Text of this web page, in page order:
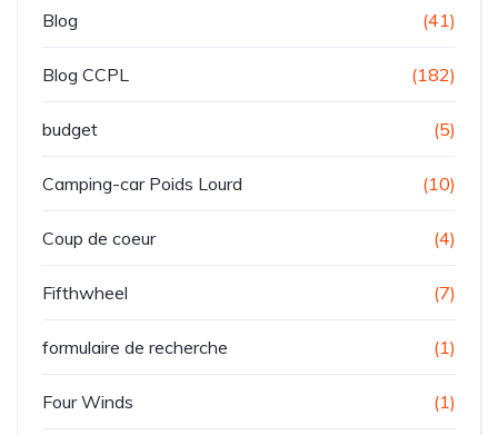
Blog (41)
Blog CCPL (182)
budget (5)
Camping-car Poids Lourd (10)
Coup de coeur (4)
Fifthwheel (7)
formulaire de recherche (1)
Four Winds (1)